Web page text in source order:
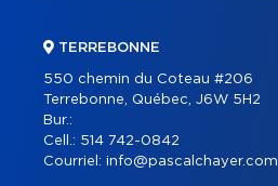
TERREBONNE
550 chemin du Coteau #206
Terrebonne, Québec, J6W 5H2
Bur.:
Cell.: 514 742-0842
Courriel: info@pascalchayer.com